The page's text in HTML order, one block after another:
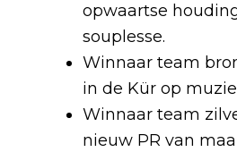
opwaartse
souplesse.
Winnaar team
in de Kür op
Winnaar team
nieuw PR van